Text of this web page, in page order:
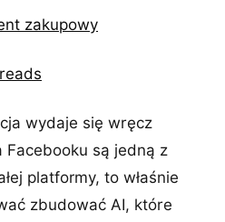
zakupowy
wydaje się wręcz
Facebooku są jedną z
platformy, to właśnie
zbudować AI, które